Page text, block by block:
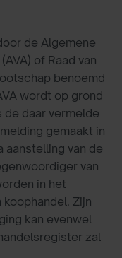
de Algemene
of Raad van
benoemd
wordt op grond
de daar vermelde
gemaakt in
aanstelling van de
van
in het
Zijn
kan evenwel
zal